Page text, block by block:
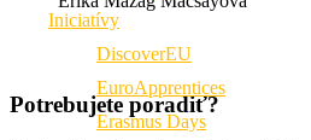
Iniciatívy
DiscoverEU
EuroApprentices
Erasmus Days
Potrebujete poradiť?